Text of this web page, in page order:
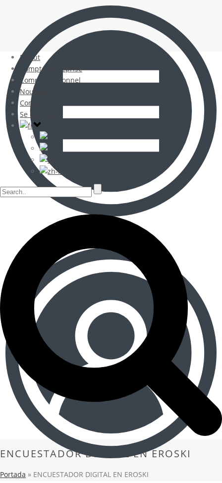
Début
Compte Entreprise
Compte Personnel
Nouvelles
Contact
Se connecter
ENCUESTADOR DIGITAL EN EROSKI
Portada » ENCUESTADOR DIGITAL EN EROSKI